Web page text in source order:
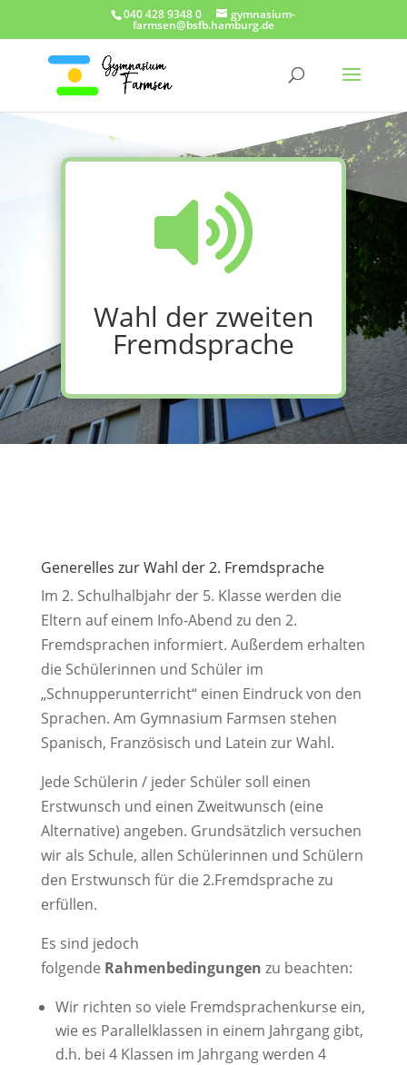
040 428 9348 0 gymnasium-
farmsen@bsfb.hamburg.de

Wahl der zweiten
Fremdsprache
Generelles zur Wahl der 2. Fremdsprache
Im 2. Schulhalbjahr der 5. Klasse werden die
Eltern auf einem Info-Abend zu den 2.
Fremdsprachen informiert. Außerdem erhalten
die Schülerinnen und Schüler im
„Schnupperunterricht“ einen Eindruck von den
Sprachen. Am Gymnasium Farmsen stehen
Spanisch, Französisch und Latein zur Wahl.
Jede Schülerin / jeder Schüler soll einen
Erstwunsch und einen Zweitwunsch (eine
Alternative) angeben. Grundsätzlich versuchen
wir als Schule, allen Schülerinnen und Schülern
den Erstwunsch für die 2.Fremdsprache zu
erfüllen.
Es sind jedoch
folgende Rahmenbedingungen zu beachten:
Wir richten so viele Fremdsprachenkurse ein,
wie es Parallelklassen in einem Jahrgang gibt,
d.h. bei 4 Klassen im Jahrgang werden 4